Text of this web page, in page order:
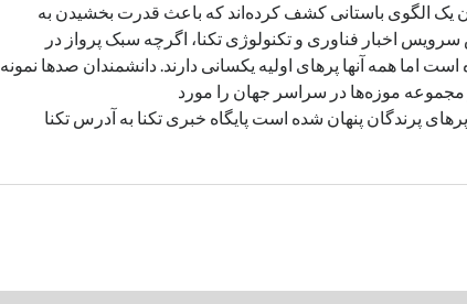
یک الگوی باستانی کشف کرده‌اند که باعث قدرت بخشیدن به
اخبار فناوری و تکنولوژی تکنا، اگرچه سبک پرواز در
اما همه آنها پرهای اولیه یکسانی دارند. دانشمندان صدها نمونه
موزه‌ها در سراسر جهان را مورد
پرندگان پنهان شده است پایگاه خبری تکنا به آدرس تکنا